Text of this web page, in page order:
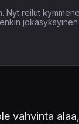
Nyt reilut
jokasyksyinen
vahvinta